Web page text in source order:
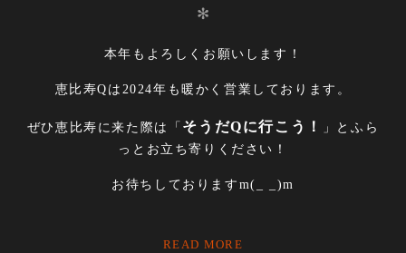
✻
本年もよろしくお願いします！
恵比寿Qは2024年も暖かく営業しております。
ぜひ恵比寿に来た際は「 そうだQに行こう！
」とふら
っとお立ち寄りください！
お待ちしておりますm(_ _)m
READ MORE